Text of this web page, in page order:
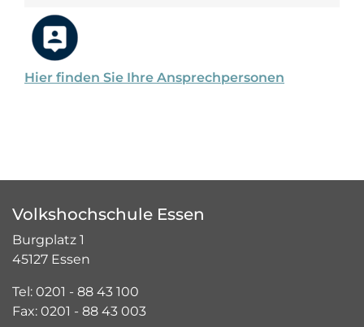
Hier finden Sie Ihre Ansprechpersonen
Volkshochschule Essen
Burgplatz 1
45127 Essen
Tel: 0201 - 88 43 100
Fax: 0201 - 88 43 003